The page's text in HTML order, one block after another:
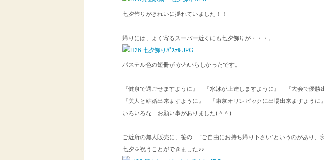
七夕飾りがきれいに揺れていました！！
帰りには、よく寄るスーパー近くにも七夕飾りが・・・。
パステル色の短冊が かわいらしかったです。
『健康で過ごせますように』 『水泳が上達しますように』 『大会で優勝
『美人と結婚出来ますように』 『東京オリンピックに出場出来ますように
いろいろな お願い事がありました(＾＾)
ご近所の無人販売に、笹の “ご自由にお持ち帰り下さい”というのがあり、
七夕を祝うことができました♪♪